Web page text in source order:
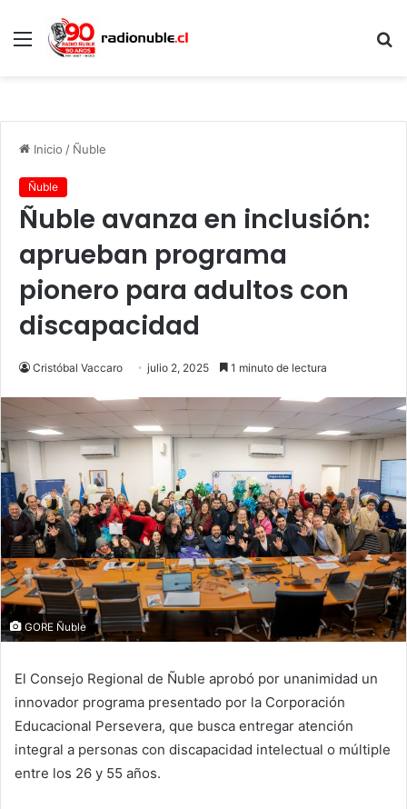
Menú
Inicio / Ñuble
Ñuble
Ñuble avanza en inclusión:
aprueban programa
pionero para adultos con
discapacidad
Cristóbal Vaccaro julio 2, 2025 1 minuto de lectura
GORE Ñuble
El Consejo Regional de Ñuble aprobó por unanimidad un
innovador programa presentado por la Corporación
Educacional Persevera, que busca entregar atención
integral a personas con discapacidad intelectual o múltiple
entre los 26 y 55 años.